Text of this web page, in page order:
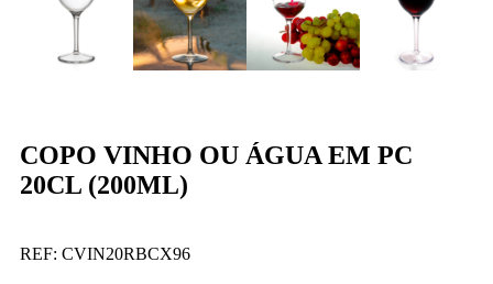
COPO VINHO OU ÁGUA EM PC
20CL (200ML)
REF: CVIN20RBCX96